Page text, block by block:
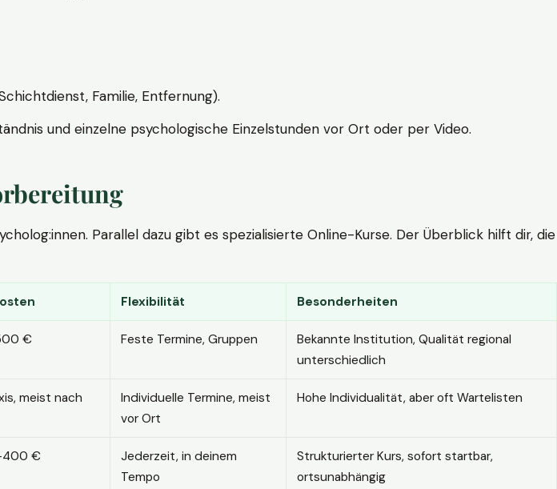
Familie, Entfernung).
und einzelne psychologische Einzelstunden vor Ort oder per Video.
Parallel dazu gibt es spezialisierte Online-Kurse. Der Überblick hilft dir, die
Flexibilität Besonderheiten
€ Feste Termine, Gruppen
Bekannte Institution, Qualität regional
unterschiedlich
meist nach
Individuelle Termine, meist
vor Ort
Hohe Individualität, aber oft Wartelisten
€
Jederzeit, in deinem
Tempo
Strukturierter Kurs, sofort startbar,
ortsunabhängig